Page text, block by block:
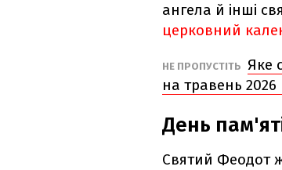
ангела й інші
церковний
НЕ ПРОПУСТІТЬ Яке
на травень 2026
День
Святий Феодот